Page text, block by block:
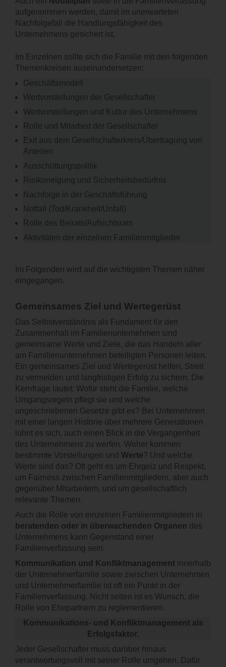
aufgenommen werden, damit im unerwarteten
Nachfolgefall die Handlungsfähigkeit des
Unternehmens gesichert ist.
Im Einzelnen sollte sich die Familie mit den folgenden
Themenkreisen auseinandersetzen:
Geschäftsmodell
Wertvorstellungen der Gesellschafter
Wertvorstellungen und Kultur des Unternehmens
Rolle und Mitarbeit der Gesellschafter
Exit aus dem Gesellschafterkreis/Übertragung von
Anteilen
Ausschüttungspolitik
Risikoneigung und Sicherheitsbedürfnis
Nachfolge in der Geschäftsführung
Notfall (Tod/Krankheit/Unfall)
Rolle des Beirats/Aufsichtsrats
Aktivitäten der einzelnen Familienmitglieder
Im Folgenden wird auf die wichtigsten Themen näher
eingegangen.
Gemeinsames Ziel und Wertegerüst
Das Selbstverständnis als Fundament für den
Zusammenhalt im Familienunternehmen sind
gemeinsame Werte und Ziele, die das Handeln aller
am Familienunternehmen beteiligten Personen leiten.
Ein gemeinsames Ziel und Wertegerüst helfen, Streit
zu vermeiden und langfristigen Erfolg zu sichern. Die
Kernfrage lautet: Wofür steht die Familie, welche
Umgangsregeln pflegt sie und welche
ungeschriebenen Gesetze gibt es? Bei Unternehmen
mit einer langen Historie über mehrere Generationen
lohnt es sich, auch einen Blick in die Vergangenheit
des Unternehmens zu werfen. Woher kommen
bestimmte Vorstellungen und Werte? Und welche
Werte sind das? Oft geht es um Ehrgeiz und Respekt,
um Fairness zwischen Familienmitgliedern, aber auch
gegenüber Mitarbeitern, und um gesellschaftlich
relevante Themen.
Auch die Rolle von einzelnen Familienmitgliedern in
beratenden oder in überwachenden Organen des
Unternehmens kann Gegenstand einer
Familienverfassung sein.
Kommunikation und Konfliktmanagement innerhalb
der Unternehmerfamilie sowie zwischen Unternehmen
und Unternehmerfamilie ist oft ein Punkt in der
Familienverfassung. Nicht selten ist es Wunsch, die
Rolle von Ehepartnern zu reglementieren.
Kommunikations- und Konfliktmanagement als
Erfolgsfaktor.
Jeder Gesellschafter muss darüber hinaus
verantwortungsvoll mit seiner Rolle umgehen. Dafür